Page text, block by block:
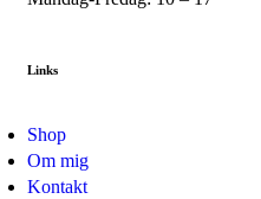
Links
Shop
Om mig
Kontakt